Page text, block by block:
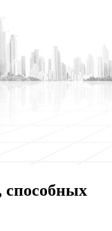
способных